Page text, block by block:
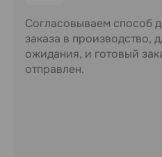
Согласовываем способ
заказа в производство,
ожидания, и готовый
отправлен.